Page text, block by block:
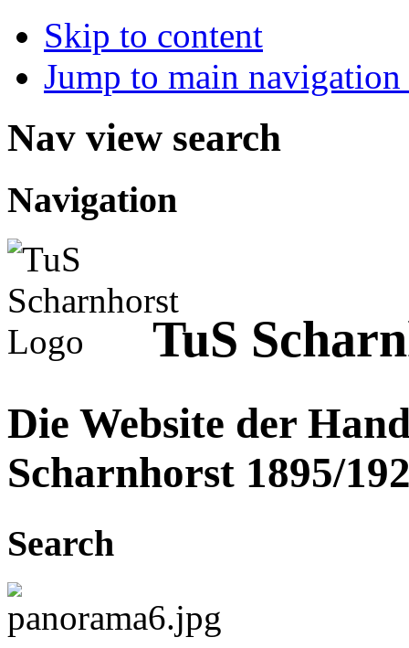
Skip to content
Jump to main
Nav view search
Navigation
TuS
Die Website der
Scharnhorst 1895/
Search